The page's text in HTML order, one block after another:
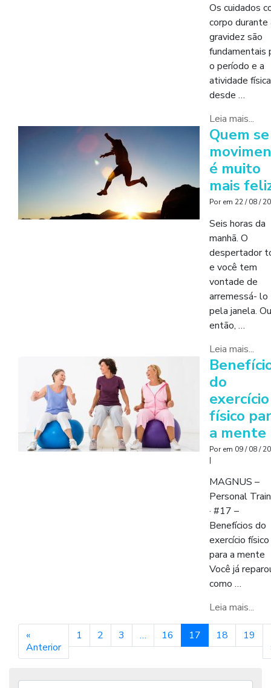
Os cuidados
corpo durante
gravidez são
fundamentais
o período e a
atividade
desde …
Leia mais...
Quem se
é muito
mais
Porem 22 / 08 /
Seis horas da
manhã. O
despertador
e você tem
vontade de
arremessá- lo
pela janela.
então, …
Leia mais...
do
exercício
físico
a mente
Porem 09 / 08 /
|
MAGNUS –
Personal
· #17 –
Benefícios do
exercício físico
para a mente
Você já
como …
Leia mais...
«
Anterior
1 2 3 … 16 17 18 19